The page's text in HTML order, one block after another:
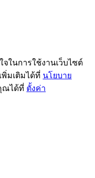
ในการใช้งานเว็บไซต์
พิ่มเติมได้ที่ นโยบาย
ณได้ที่ ตั้งค่า